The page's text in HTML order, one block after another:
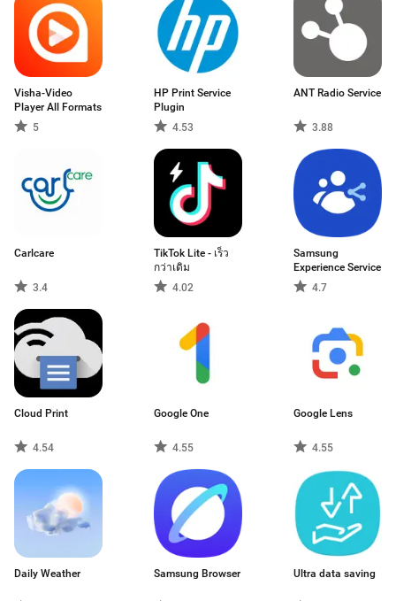
Visha-Video
Player All Formats
5
HP Print Service
Plugin
4.53
ANT Radio Service
3.88
Carlcare
3.4
TikTok Lite - เร็ว
กว่าเดิม
4.02
Samsung
Experience Service
4.7
Cloud Print
4.54
Google One
4.55
Google Lens
4.55
Daily Weather Samsung Browser Ultra data saving